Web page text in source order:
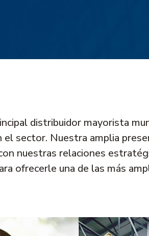
distribuidor mayorista
el sector. Nuestra amplia
nuestras relaciones
ofrecerle una de las más